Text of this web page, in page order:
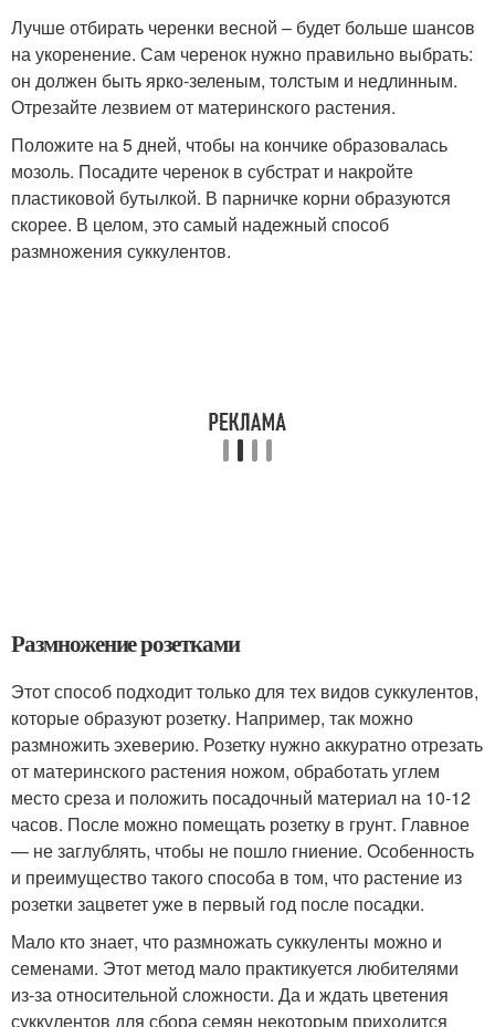
Лучше отбирать черенки весной – будет больше шансов
на укоренение. Сам черенок нужно правильно выбрать:
он должен быть ярко-зеленым, толстым и недлинным.
Отрезайте лезвием от материнского растения.
Положите на 5 дней, чтобы на кончике образовалась
мозоль. Посадите черенок в субстрат и накройте
пластиковой бутылкой. В парничке корни образуются
скорее. В целом, это самый надежный способ
размножения суккулентов.
Размножение розетками
Этот способ подходит только для тех видов суккулентов,
которые образуют розетку. Например, так можно
размножить эхеверию. Розетку нужно аккуратно отрезать
от материнского растения ножом, обработать углем
место среза и положить посадочный материал на 10-12
часов. После можно помещать розетку в грунт. Главное
— не заглублять, чтобы не пошло гниение. Особенность
и преимущество такого способа в том, что растение из
розетки зацветет уже в первый год после посадки.
Мало кто знает, что размножать суккуленты можно и
семенами. Этот метод мало практикуется любителями
из-за относительной сложности. Да и ждать цветения
суккулентов для сбора семян некоторым приходится